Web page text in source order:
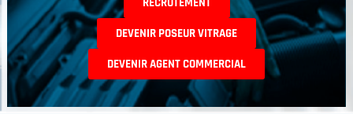
RECRUTEMENT
DEVENIR POSEUR VITRAGE
DEVENIR AGENT COMMERCIAL